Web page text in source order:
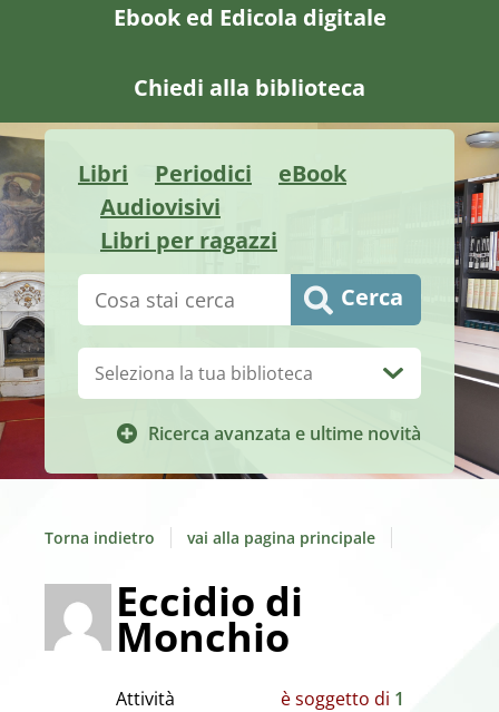
Ebook ed Edicola digitale
Chiedi alla biblioteca
Libri Periodici
eBook
Audiovisivi
Libri per ragazzi
Cerca su "Catalogo" Cerca
Ricerca avanzata e ultime novità
Biblioteca:
Torna indietro vai alla pagina principale
Eccidio di
Monchio
Attività
è soggetto di 1